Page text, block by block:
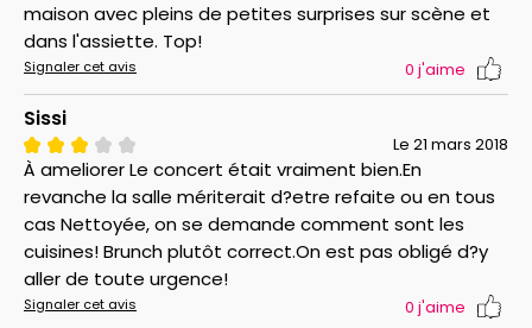
Fromages blancs, yaourts
Pancakes
Gâteau au chocolat
Crumble
Attention ! Ce menu vous est communiqué à titre
indicatif. Il peut changer selon l'inspiration du Chef et
le marché.
Ce prix comprend :
Le brunch (buffet à volonté) pour 1 personne
L'animation musicale jazzy
maison avec pleins de petites surprises sur scène et
dans l'assiette. Top!
Signaler cet avis 0 j'aime
Sissi
Le 21 mars 2018
À ameliorer Le concert était vraiment bien.En
revanche la salle mériterait d?etre refaite ou en tous
cas Nettoyée, on se demande comment sont les
cuisines! Brunch plutôt correct.On est pas obligé d?y
aller de toute urgence!
Signaler cet avis 0 j'aime